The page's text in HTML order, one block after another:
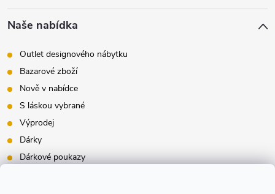
Naše nabídka
Outlet designového nábytku
Bazarové zboží
Nově v nabídce
S láskou vybrané
Výprodej
Dárky
Dárkové poukazy